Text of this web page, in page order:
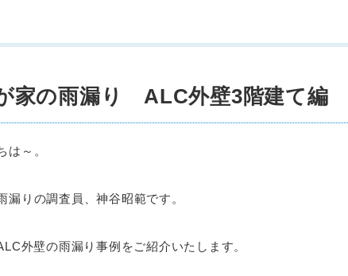
家の雨漏り ALC外壁3階建て編
は～。
漏りの調査員、神谷昭範です。
外壁の雨漏り事例をご紹介いたします。